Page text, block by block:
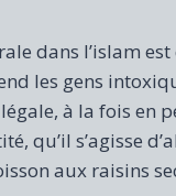
dans l’islam
les gens
à la fois en
qu’il s’agisse
aux raisins